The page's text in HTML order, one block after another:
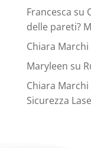
Francesca su
delle pareti?
Chiara Marchi
Maryleen su
Chiara Marchi
Sicurezza